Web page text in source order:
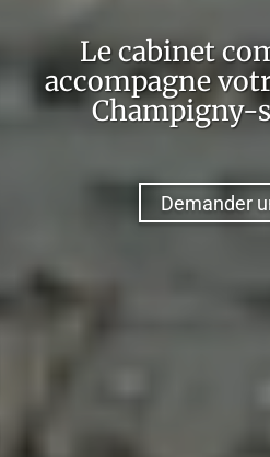
Le cabinet
accompagne
Champigny-
Demander